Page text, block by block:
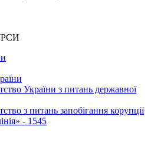
України з питань державної
з питань запобігання корупції
- 1545